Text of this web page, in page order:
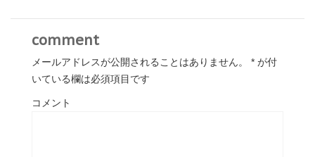
comment
メールアドレスが公開されることはありません。 * が付
いている欄は必須項目です
コメント